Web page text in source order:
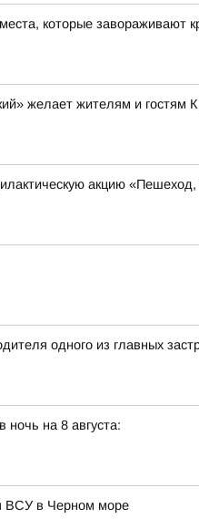
которые завораживают
желает жителям и гостям
акцию
одного из главных
на 8 августа:
ВСУ в Черном море